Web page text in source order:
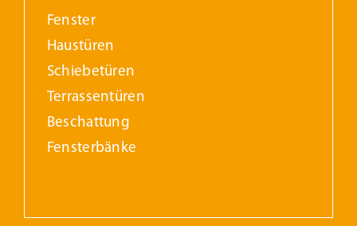
Fenster
Haustüren
Schiebetüren
Terrassentüren
Beschattung
Fensterbänke